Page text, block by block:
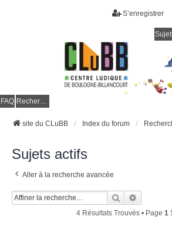
S’enregistrer
FAQ Rechercher
site du CLuBB Index du forum
Sujets actifs
Aller à la recherche avancée
Rechercher
4 Résultats Trouvés • Page 1